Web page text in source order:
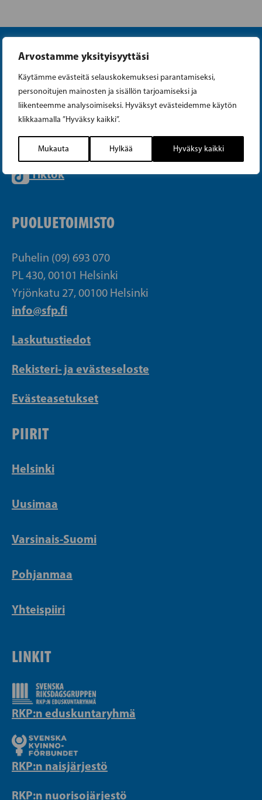
Arvostamme yksityisyyttäsi
Käytämme evästeitä selauskokemuksesi parantamiseksi,
personoitujen mainosten ja sisällön tarjoamiseksi ja
liikenteemme analysoimiseksi. Hyväksyt evästeidemme käytön
klikkaamalla ”Hyväksy kaikki”.
Mukauta Hylkää Hyväksy kaikki
Instagram
Facebook
Tiktok
PUOLUETOIMISTO
Puhelin (09) 693 070
PL 430, 00101 Helsinki
Yrjönkatu 27, 00100 Helsinki
info@sfp.fi
Laskutustiedot
Rekisteri- ja evästeseloste
Evästeasetukset
PIIRIT
Helsinki
Uusimaa
Varsinais-Suomi
Pohjanmaa
Yhteispiiri
LINKIT
RKP:n eduskuntaryhmä
RKP:n naisjärjestö
RKP:n nuorisojärjestö